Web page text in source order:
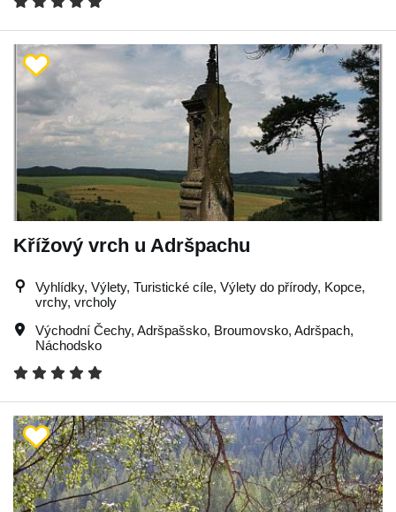
Křížový vrch u Adršpachu
Vyhlídky, Výlety, Turistické cíle, Výlety do přírody, Kopce,
vrchy, vrcholy
Východní Čechy, Adršpašsko, Broumovsko, Adršpach,
Náchodsko